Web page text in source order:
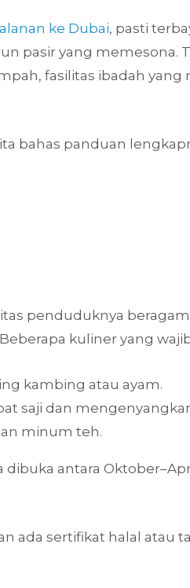
ke Dubai, pasti
pasir yang memesona.
fasilitas ibadah yang
bahas panduan
penduduknya
kuliner yang
kambing atau ayam.
saji dan
minum teh.
dibuka antara
ada sertifikat halal atau